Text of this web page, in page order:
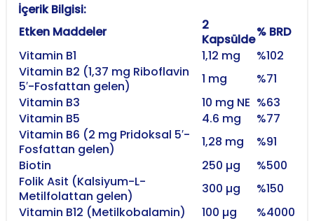
İçerik Bilgisi:
Etken Maddeler
2
Kapsülde% BRD
Vitamin B1
1,12 mg
%102
Vitamin B2 (1,37 mg Riboflavin
5′-Fosfattan gelen)
1 mg
%71
Vitamin B3
10 mg NE %63
Vitamin B5
4.6 mg
%77
Vitamin B6 (2 mg Pridoksal 5′-
Fosfattan gelen)
1,28 mg
%91
Biotin
250 µg
%500
Folik Asit (Kalsiyum-L-
Metilfolattan gelen)
300 µg
%150
Vitamin B12 (Metilkobalamin)
100 µg %4000